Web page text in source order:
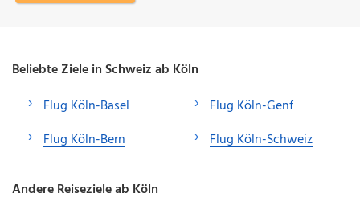
Beliebte Ziele in Schweiz ab Köln
Flug Köln-Basel
Flug Köln-Bern
Flug Köln-Genf
Flug Köln-Schweiz
Andere Reiseziele ab Köln